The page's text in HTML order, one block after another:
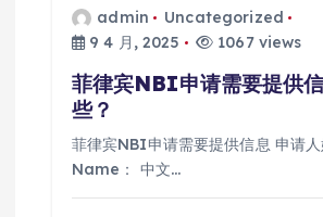
admin
Uncategorized
9 4 月, 2025
1067 views
菲律宾NBI申请需要提供
些？
菲律宾NBI申请需要提供信息 申请
Name： 中文…